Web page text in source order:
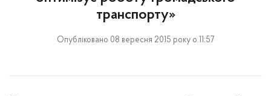
транспорту»
Опубліковано 08 вересня 2015 року о 11:57